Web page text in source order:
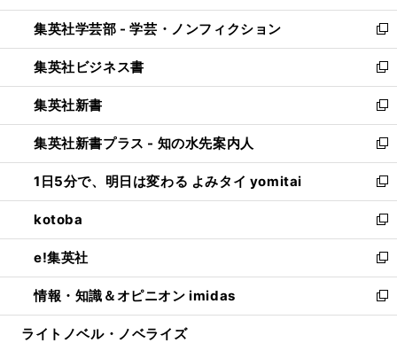
開
く
ウ
で
開
く
ン
ド
ウ
で
開
く
ウ
ィ
ン
ド
ウ
で
開
く
集英社学芸部 - 学芸・ノンフィクション
新
し
い
ウ
ィ
ン
ド
ウ
で
開
く
集英社ビジネス書
新
し
い
ウ
ィ
ン
ド
ウ
で
開
く
集英社新書
新
し
い
ウ
ィ
ン
ド
ウ
で
開
く
集英社新書プラス - 知の水先案内人
新
し
い
ウ
ィ
ン
ド
ウ
で
開
1日5分で、明日は変わる よみタイ yomitai
新
し
い
ウ
ィ
ン
ド
ウ
kotoba
新
し
い
ウ
ィ
ン
e!集英社
新
し
い
ウ
情報・知識＆オピニオン imidas
新
し
ライトノベル・ノベライズ